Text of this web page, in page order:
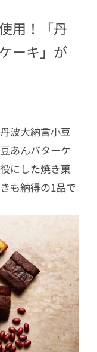
用！「丹
ーキ」が
波大納言小豆
あんバターケ
にした焼き菓
も納得の1品で